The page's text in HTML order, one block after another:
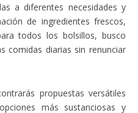
a diferentes necesidades y
de ingredientes frescos,
todos los bolsillos, busco
comidas diarias sin renunciar
propuestas versátiles
más sustanciosas y